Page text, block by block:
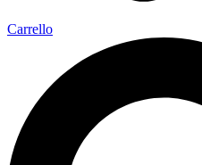
Carrello